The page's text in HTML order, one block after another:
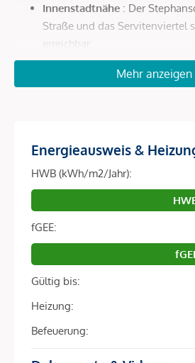
Innenstadtnähe : Der
Straße und das Servitenviertel
erreichbar.
Optimale Anbindung: In
Roßauer Lände, zum
Botschaften und Wiener Top-
Vermietbarkeit in dieser Lage
ökologisch zukunftsweisende
DGNB-Gold-Zertifizierung
Architektur & Nachhaltigkeit –
Investment
Das LeopoldQuartier ist Europas
Holz-Hybrid-Bauweise und setzt
Mehr anzeigen
Energieausweis &
HWB (kWh/m2/Jahr):
fGEE:
Gültig bis:
Heizung:
Befeuerung: